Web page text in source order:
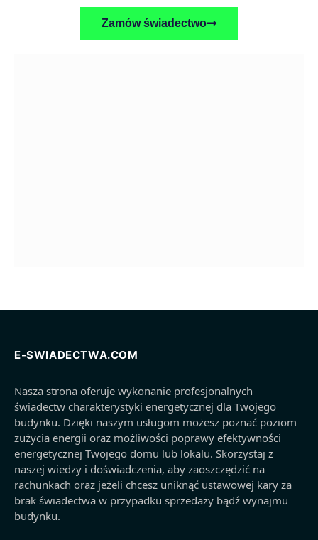
Zamów świadectwo
E-SWIADECTWA.COM
Nasza strona oferuje wykonanie profesjonalnych
świadectw charakterystyki energetycznej dla Twojego
budynku. Dzięki naszym usługom możesz poznać poziom
zużycia energii oraz możliwości poprawy efektywności
energetycznej Twojego domu lub lokalu. Skorzystaj z
naszej wiedzy i doświadczenia, aby zaoszczędzić na
rachunkach oraz jeżeli chcesz uniknąć ustawowej kary za
brak świadectwa w przypadku sprzedaży bądź wynajmu
budynku.